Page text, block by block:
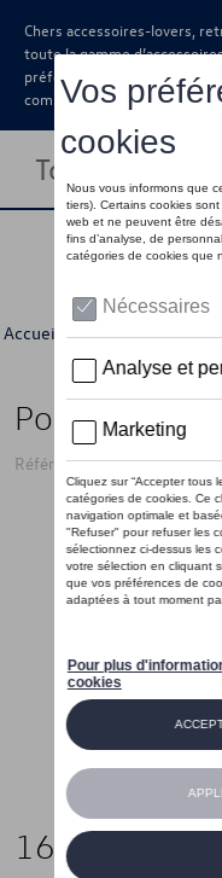
Chers accessoires-lovers,
toute la gamme
préférée sous forme de
commander auprès de votre
Toggle
Accueil >Pour vous >
Porte-clés
Référence: 7E9087010A
16,00 €